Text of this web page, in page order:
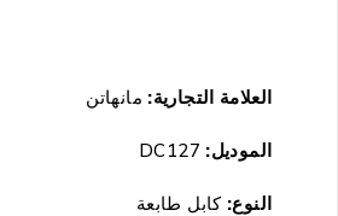
العلامة التجارية: مانهاتن
الموديل:
النوع: كابل طابعة